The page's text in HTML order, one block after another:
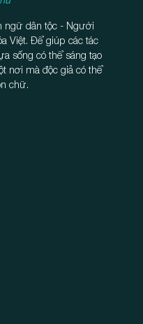
ngữ dân tộc - Người
Việt. Để giúp các tác
sống có thể sáng tạo
nơi mà độc giả có thể
chữ.